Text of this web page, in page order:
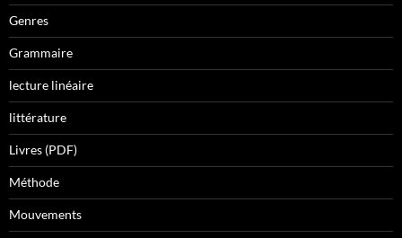
Genres
Grammaire
lecture linéaire
littérature
Livres (PDF)
Méthode
Mouvements